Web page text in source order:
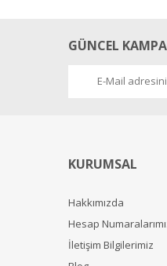
GÜNCEL
KURUMSAL
Hakkımızda
Hesap
İletişim Bilgilerimiz